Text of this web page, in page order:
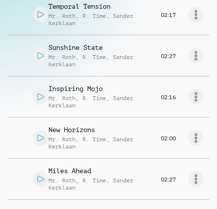
Temporal Tension
Mr. Roth , R. Time , Sander
Kerklaan
02:17
Sunshine State
Mr. Roth , R. Time , Sander
Kerklaan
02:27
Inspiring Mojo
Mr. Roth , R. Time , Sander
Kerklaan
02:16
New Horizons
Mr. Roth , R. Time , Sander
Kerklaan
02:00
Miles Ahead
Mr. Roth , R. Time , Sander
Kerklaan
02:27